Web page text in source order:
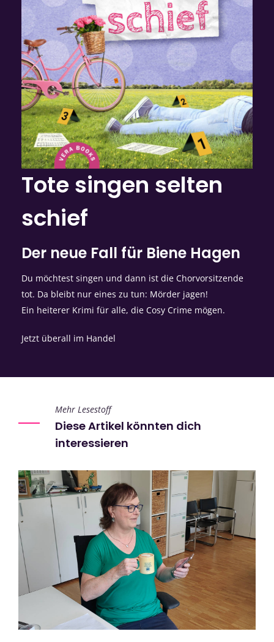
Tote singen selten
schief
Der neue Fall für Biene Hagen
Du möchtest singen und dann ist die Chorvorsitzende
tot. Da bleibt nur eines zu tun: Mörder jagen!
Ein heiterer Krimi für alle, die Cosy Crime mögen.
Jetzt überall im Handel
Mehr Lesestoff
Diese Artikel könnten dich
interessieren